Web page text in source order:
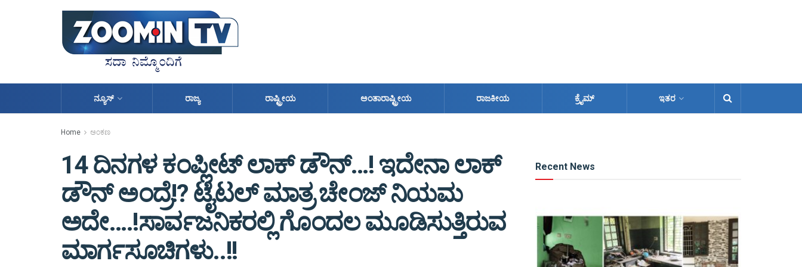
ನ್ಯೂಸ್ ರಾಜ್ಯ ರಾಷ್ಟ್ರೀಯ ಅಂತಾರಾಷ್ಟ್ರೀಯ ರಾಜಕೀಯ ಕ್ರೈಮ್ ಇತರ
Home ಅಂಕಣ
14 ದಿನಗಳ ಕಂಪ್ಲೀಟ್ ಲಾಕ್ ಡೌನ್…! ಇದೇನಾ ಲಾಕ್
ಡೌನ್ ಅಂದ್ರೆ!? ಟೈಟಲ್ ಮಾತ್ರ ಚೇಂಜ್ ನಿಯಮ
ಅದೇ….!ಸಾರ್ವಜನಿಕರಲ್ಲಿ ಗೊಂದಲ ಮೂಡಿಸುತ್ತಿರುವ
ಮಾರ್ಗಸೂಚಿಗಳು..!!
Recent News